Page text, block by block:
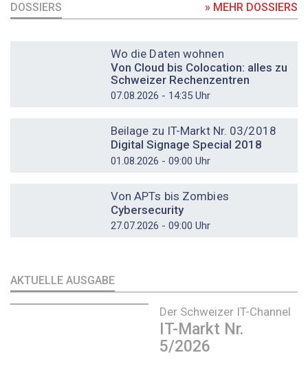
DOSSIERS » MEHR DOSSIERS
Wo die Daten wohnen
Von Cloud bis Colocation: alles zu
Schweizer Rechenzentren
07.08.2026 - 14:35 Uhr
Beilage zu IT-Markt Nr. 03/2018
Digital Signage Special 2018
01.08.2026 - 09:00 Uhr
Von APTs bis Zombies
Cybersecurity
27.07.2026 - 09:00 Uhr
AKTUELLE AUSGABE
Der Schweizer IT-Channel
IT-Markt Nr.
5/2026